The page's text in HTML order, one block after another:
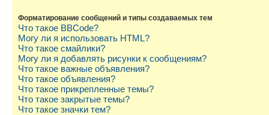
Форматирование сообщений и типы создаваемых тем
Что такое BBCode?
Могу ли я использовать HTML?
Что такое смайлики?
Могу ли я добавлять рисунки к сообщениям?
Что такое важные объявления?
Что такое объявления?
Что такое прикрепленные темы?
Что такое закрытые темы?
Что такое значки тем?